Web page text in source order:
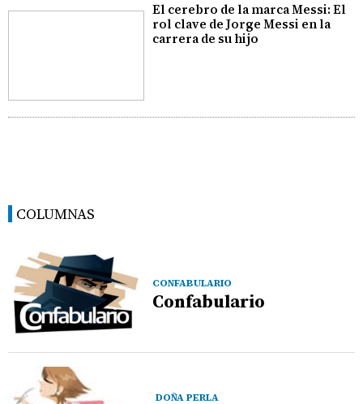
El cerebro de la marca Messi: El
rol clave de Jorge Messi en la
carrera de su hijo
COLUMNAS
CONFABULARIO
Confabulario
DOÑA PERLA